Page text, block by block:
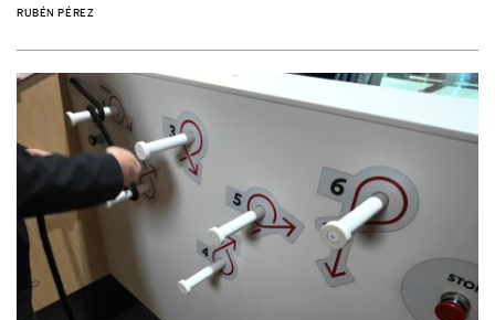
RUBÉN PÉREZ